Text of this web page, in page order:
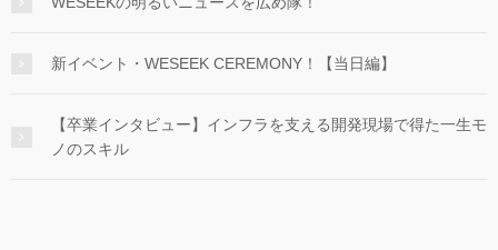
新イベント・WESEEK CEREMONY！【当日編】
【卒業インタビュー】インフラを支える開発現場で得た一生モ
ノのスキル